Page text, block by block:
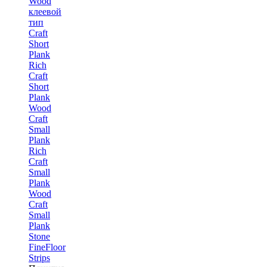
клеевой
тип
Craft
Short
Plank
Rich
Craft
Short
Plank
Wood
Craft
Small
Plank
Rich
Craft
Small
Plank
Wood
Craft
Small
Plank
Stone
FineFloor
Strips